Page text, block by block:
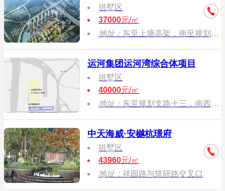
拱墅区
37000元/㎡
地址： 东至上塘高架，南至规划支路十一，西至丽水路，北至莫婆桥河
运河集团运河湾综合体项目
拱墅区
40000元/㎡
地址： 东至规划支路十三，南西至丽水路,北至莫婆桥河绿带、莫婆桥河
中天海威·安樾杭璟府
拱墅区
43960元/㎡
地址：祥园路与筑研路交叉口